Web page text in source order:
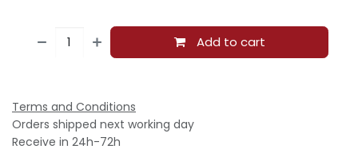
Add to cart
Terms and Conditions
Orders shipped next working day
Receive in 24h-72h